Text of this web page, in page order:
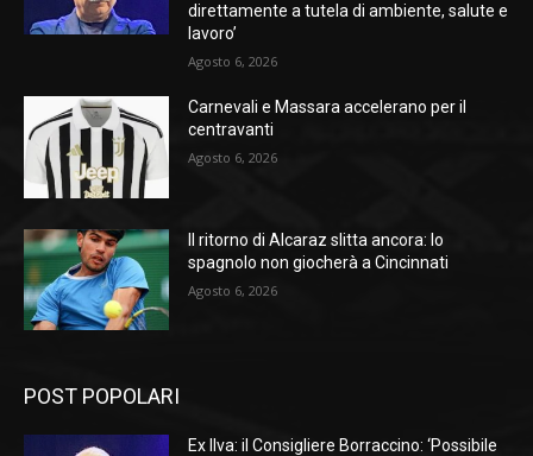
direttamente a tutela di ambiente, salute e
lavoro’
Agosto 6, 2026
Carnevali e Massara accelerano per il
centravanti
Agosto 6, 2026
Il ritorno di Alcaraz slitta ancora: lo
spagnolo non giocherà a Cincinnati
Agosto 6, 2026
POST POPOLARI
Ex Ilva: il Consigliere Borraccino: ‘Possibile